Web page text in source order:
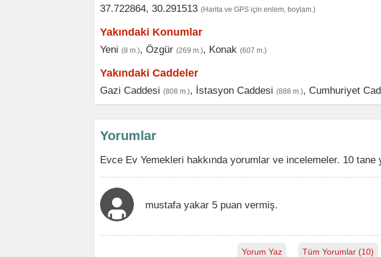
37.722864, 30.291513 (Harita ve GPS için enlem, boylam.)
Yakındaki Konumlar
Yeni (8 m.), Özgür (269 m.), Konak (607 m.)
Yakındaki Caddeler
Gazi Caddesi (808 m.), İstasyon Caddesi (888 m.), Cumhuriyet
Yorumlar
Evce Ev Yemekleri hakkında yorumlar ve incelemeler. 10 tane
mustafa yakar 5 puan vermiş.
Yorum Yaz Tüm Yorumlar (10)